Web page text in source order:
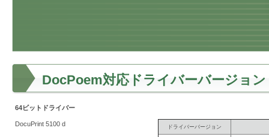
ス
削
DocPoem対応ドライバーバージョン
64ビットドライバー
DocuPrint 5100 d ドライバーバージョン